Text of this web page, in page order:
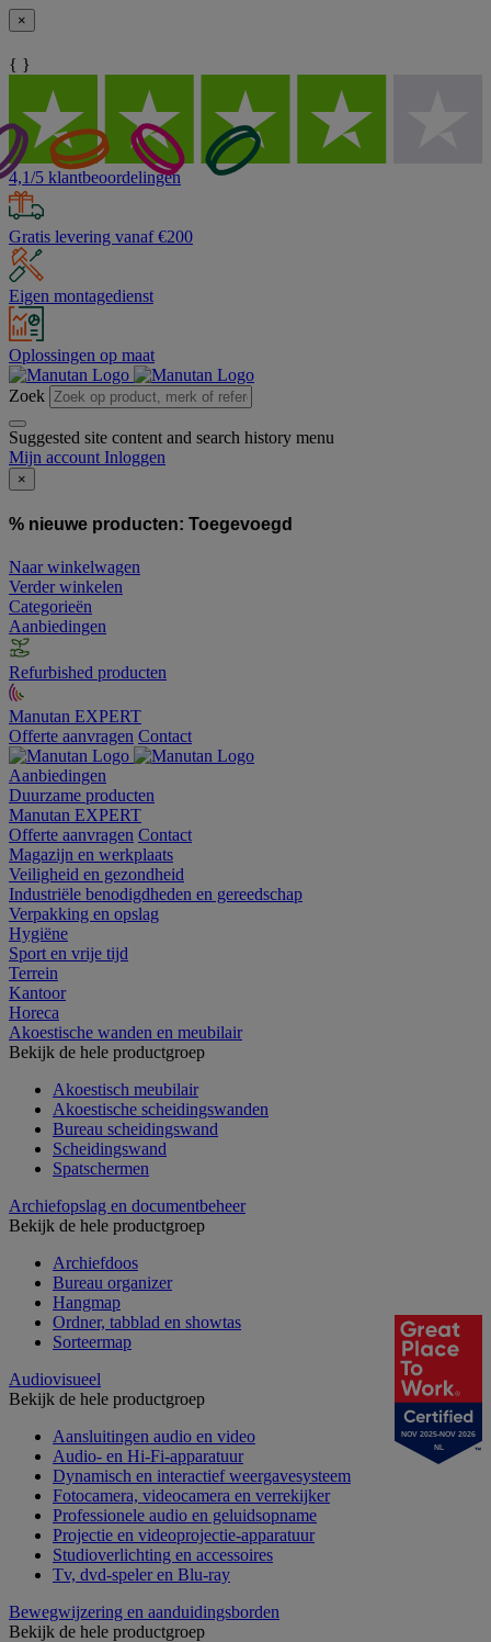
×
{ }
4,1/5 klantbeoordelingen
Gratis levering vanaf €200
Eigen montagedienst
Oplossingen op maat
Zoek
Suggested site content and search history menu
Mijn account Inloggen
×
% nieuwe producten: Toegevoegd
Naar winkelwagen
Verder winkelen
Categorieën
Aanbiedingen
Refurbished producten
Manutan EXPERT
Offerte aanvragen Contact
Aanbiedingen
Duurzame producten
Manutan EXPERT
Offerte aanvragen Contact
Magazijn en werkplaats
Veiligheid en gezondheid
Industriële benodigdheden en gereedschap
Verpakking en opslag
Hygiëne
Sport en vrije tijd
Terrein
Kantoor
Horeca
Akoestische wanden en meubilair
Bekijk de hele productgroep
Akoestisch meubilair
Akoestische scheidingswanden
Bureau scheidingswand
Scheidingswand
Spatschermen
Archiefopslag en documentbeheer
Bekijk de hele productgroep
Archiefdoos
Bureau organizer
Hangmap
Ordner, tabblad en showtas
Sorteermap
Audiovisueel
Bekijk de hele productgroep
Aansluitingen audio en video
Audio- en Hi-Fi-apparatuur
Dynamisch en interactief weergavesysteem
Fotocamera, videocamera en verrekijker
Professionele audio en geluidsopname
Projectie en videoprojectie-apparatuur
Studioverlichting en accessoires
Tv, dvd-speler en Blu-ray
Bewegwijzering en aanduidingsborden
Bekijk de hele productgroep
NOV 2025-NOV 2026
NL